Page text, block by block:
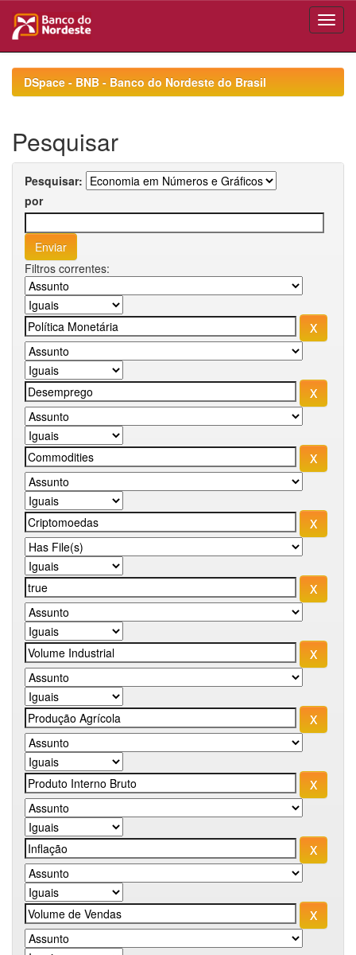
navigationDSpace - BNB - Banco do Nordeste do Brasil
Pesquisar
Pesquisar:
por
Filtros correntes: